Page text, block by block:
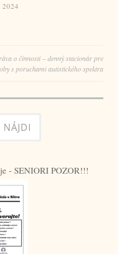
o činnosti – denný stacionár pre
s poruchami autistického spektra
- SENIORI POZOR!!!